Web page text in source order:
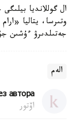
ال گوللانديا
وتىرسا، يتاليا
جەتىلدىرۋ ءۇشىن
الەم
автора
اۆتور